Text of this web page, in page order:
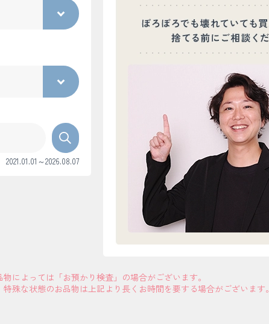
2021.01.01～2026.08.07
によっては「お預かり検査」の場合がございます。
殊な状態のお品物は上記より長くお時間を要する場合がございます。